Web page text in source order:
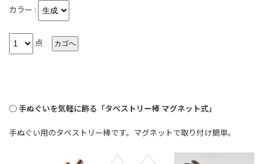
カラー :
点
◯ 手ぬぐいを気軽に飾る「タペストリー棒 マグネット式」
手ぬぐい用のタペストリー棒です。マグネットで取り付け簡単。